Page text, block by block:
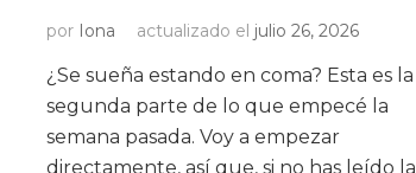
por Iona actualizado el julio 26, 2026
¿Se sueña estando en coma? Esta es la
segunda parte de lo que empecé la
semana pasada. Voy a empezar
directamente, así que, si no has leído la